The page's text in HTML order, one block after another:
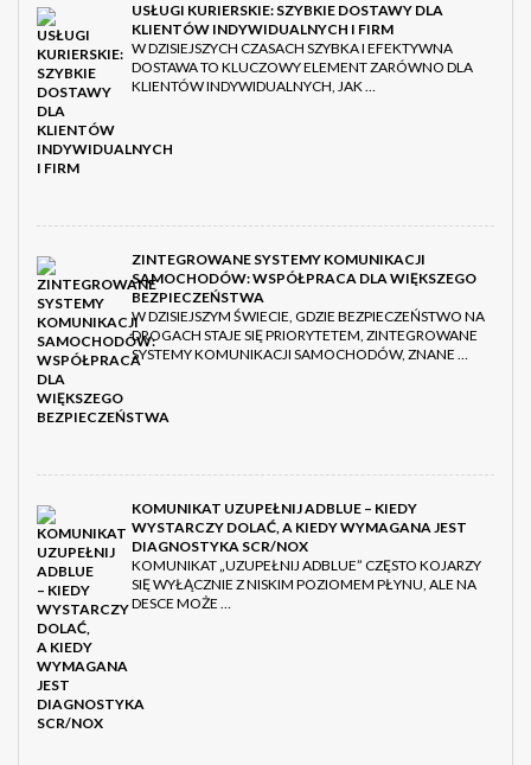
USŁUGI KURIERSKIE: SZYBKIE DOSTAWY DLA
KLIENTÓW INDYWIDUALNYCH I FIRM
W DZISIEJSZYCH CZASACH SZYBKA I EFEKTYWNA
DOSTAWA TO KLUCZOWY ELEMENT ZARÓWNO DLA
KLIENTÓW INDYWIDUALNYCH, JAK …
ZINTEGROWANE SYSTEMY KOMUNIKACJI
SAMOCHODÓW: WSPÓŁPRACA DLA WIĘKSZEGO
BEZPIECZEŃSTWA
W DZISIEJSZYM ŚWIECIE, GDZIE BEZPIECZEŃSTWO NA
DROGACH STAJE SIĘ PRIORYTETEM, ZINTEGROWANE
SYSTEMY KOMUNIKACJI SAMOCHODÓW, ZNANE …
KOMUNIKAT UZUPEŁNIJ ADBLUE – KIEDY
WYSTARCZY DOLAĆ, A KIEDY WYMAGANA JEST
DIAGNOSTYKA SCR/NOX
KOMUNIKAT „UZUPEŁNIJ ADBLUE” CZĘSTO KOJARZY
SIĘ WYŁĄCZNIE Z NISKIM POZIOMEM PŁYNU, ALE NA
DESCE MOŻE …